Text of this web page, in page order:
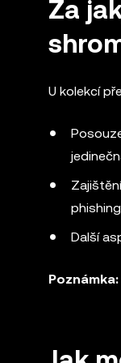
Za
U kolekcí
Další
Poznámka: